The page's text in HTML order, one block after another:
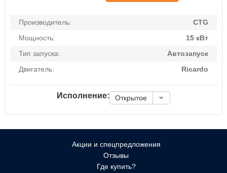
Производитель:
CTG
Мощность:
15 кВт
Тип запуска:
Автозапуск
Двигатель:
Ricardo
Исполнение: Открытое
Акции и спецпредложения
Отзывы
Где купить?